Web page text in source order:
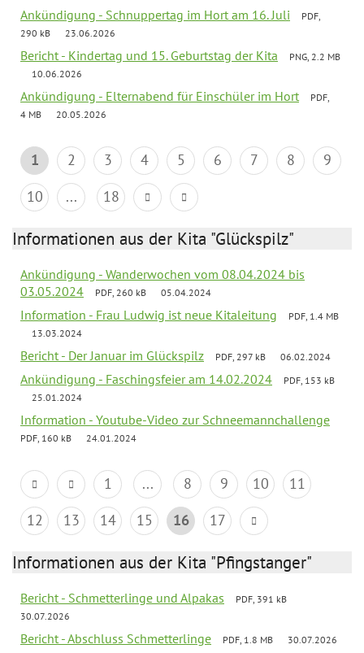
Ankündigung - Schnuppertag im Hort am 16. Juli
PDF,
290 kB
23.06.2026
Bericht - Kindertag und 15. Geburtstag der Kita
PNG, 2.2 MB
10.06.2026
Ankündigung - Elternabend für Einschüler im Hort
PDF,
4 MB
20.05.2026
1 2 3 4 5 6 7 8
9
10
... 18
Informationen aus der Kita "Glückspilz"
Ankündigung - Wanderwochen vom 08.04.2024 bis
03.05.2024
PDF, 260 kB 05.04.2024
Information - Frau Ludwig ist neue Kitaleitung
PDF, 1.4 MB
13.03.2024
Bericht - Der Januar im Glückspilz PDF, 297 kB 06.02.2024
Ankündigung - Faschingsfeier am 14.02.2024
PDF, 153 kB
25.01.2024
Information - Youtube-Video zur Schneemannchallenge
PDF, 160 kB 24.01.2024
1 ... 8 9 10
11
12
13 14 15 16 17
Informationen aus der Kita "Pfingstanger"
Bericht - Schmetterlinge und Alpakas
PDF, 391 kB
30.07.2026
Bericht - Abschluss Schmetterlinge PDF, 1.8 MB 30.07.2026